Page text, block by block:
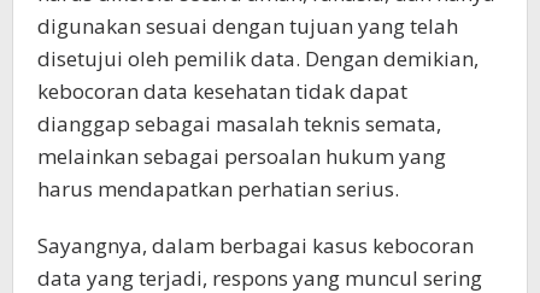
digunakan sesuai dengan tujuan yang telah
disetujui oleh pemilik data. Dengan demikian,
kebocoran data kesehatan tidak dapat
dianggap sebagai masalah teknis semata,
melainkan sebagai persoalan hukum yang
harus mendapatkan perhatian serius.
Sayangnya, dalam berbagai kasus kebocoran
data yang terjadi, respons yang muncul sering